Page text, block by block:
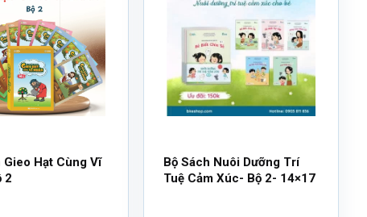
Gieo Hạt Cùng Vĩ
2
Bộ Sách Nuôi Dưỡng Trí
Tuệ Cảm Xúc- Bộ 2- 14×17